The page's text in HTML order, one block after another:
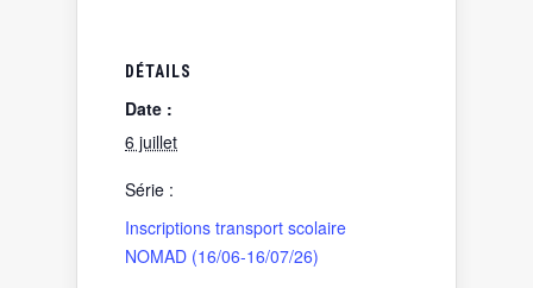
DÉTAILS
Date :
6 juillet
Série :
Inscriptions transport scolaire
NOMAD (16/06-16/07/26)